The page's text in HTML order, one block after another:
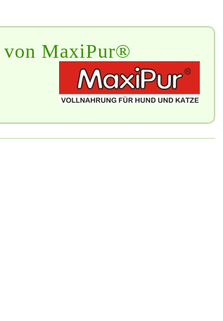
von MaxiPur®